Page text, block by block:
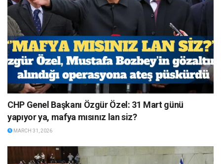
CHP Genel Başkanı Özgür Özel: 31 Mart günü
yapıyor ya, mafya mısınız lan siz?
MARCH 31, 2026